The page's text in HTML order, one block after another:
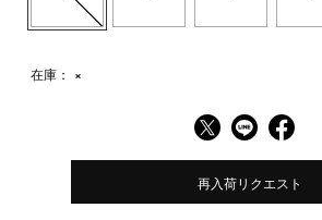
在庫： ×
再入荷リクエスト